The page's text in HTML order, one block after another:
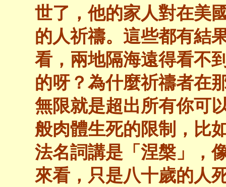
世了，他的家人對在美
的人祈禱。這些都有結
看，兩地隔海遠得看不
的呀？為什麼祈禱者在
無限就是超出所有你可
般肉體生死的限制，比
法名詞講是「涅槃」，
來看，只是八十歲的人